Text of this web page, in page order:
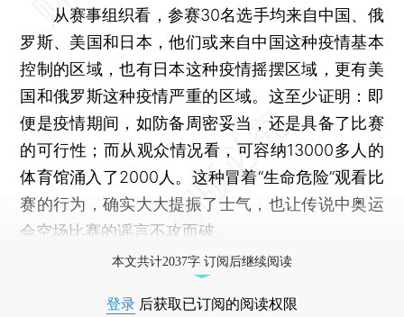
从赛事组织看，参赛30名选手均来自中国、俄
罗斯、美国和日本，他们或来自中国这种疫情基本
控制的区域，也有日本这种疫情摇摆区域，更有美
国和俄罗斯这种疫情严重的区域。这至少证明：即
便是疫情期间，如防备周密妥当，还是具备了比赛
的可行性；而从观众情况看，可容纳13000多人的
体育馆涌入了2000人。这种冒着“生命危险”观看比
赛的行为，确实大大提振了士气，也让传说中奥运
会空场比赛的谣言不攻而破。
本文共计2037字 订阅后继续阅读
登录 后获取已订阅的阅读权限